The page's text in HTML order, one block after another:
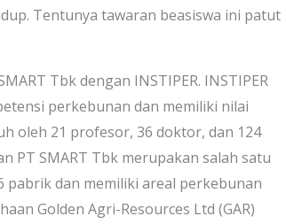
Tentunya tawaran beasiswa ini patut
Tbk dengan INSTIPER. INSTIPER
perkebunan dan memiliki nilai
oleh 21 profesor, 36 doktor, dan 124
PT SMART Tbk merupakan salah satu
pabrik dan memiliki areal perkebunan
Golden Agri-Resources Ltd (GAR)